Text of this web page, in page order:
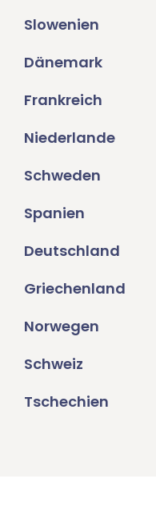
Slowenien
Dänemark
Frankreich
Niederlande
Schweden
Spanien
Deutschland
Griechenland
Norwegen
Schweiz
Tschechien